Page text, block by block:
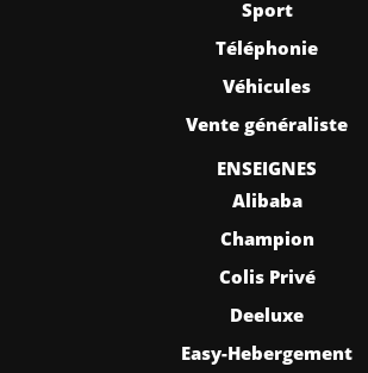
Sport
Téléphonie
Véhicules
Vente généraliste
ENSEIGNES
Alibaba
Champion
Colis Privé
Deeluxe
Easy-Hebergement